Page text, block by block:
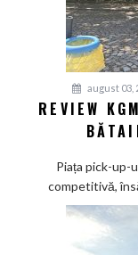
august 03,
REVIEW
Piața pick-up-
competitivă,